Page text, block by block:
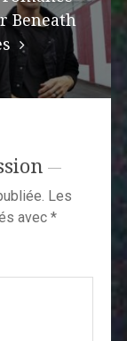
Beneath
Les
avec *